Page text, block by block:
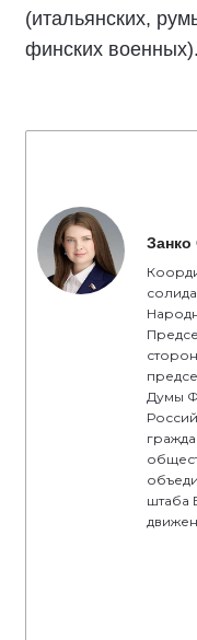
(итальянских,
финских военных).
Занко
Думы
штаба